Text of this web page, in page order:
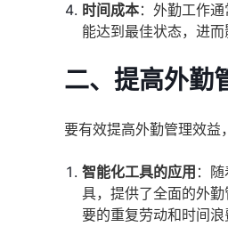
时间成本：外勤工作
能达到最佳状态，进而
二、提高外勤
要有效提高外勤管理效益
智能化工具的应用 ：
具，提供了全面的外
要的重复劳动和时间